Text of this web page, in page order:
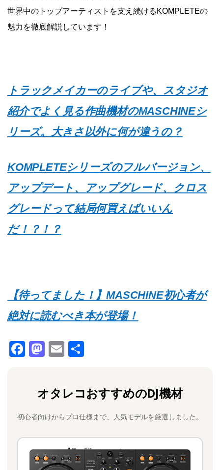
世界中のトップアーティストを支え続けるKOMPLETEの
魅力を徹底解説しています！
トラックメイカーのライブや、スタジオ
紹介でよく見る作曲機材のMASCHINEシ
リーズ。大きさ以外に何が違うの？
KOMPLETEシリーズのフルバージョン、
アップデート、アップグレード、クロス
グレードって結局何買えばいいん
だ！？！？
【待ってました！】MASCHINE初心者が
絶対に読むべき本が登場！
F
b
o
o
k
M
o
d
o
n
E
l
オタレコおすすめのDJ機材
初心者向けからプロ仕様まで、人気モデルを厳選しました。